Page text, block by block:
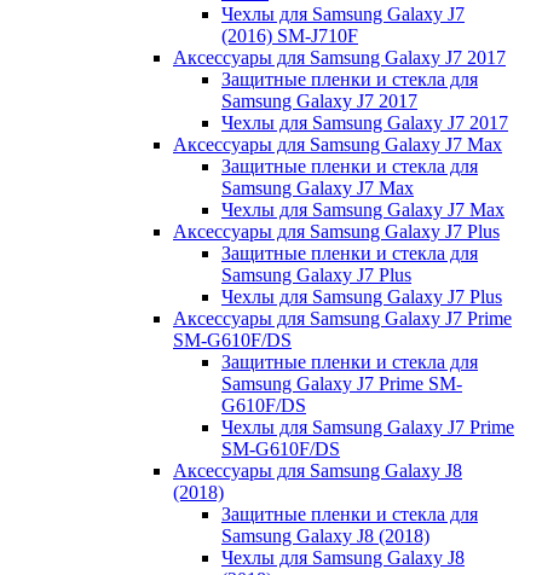
Чехлы для Samsung Galaxy J7
(2016) SM-J710F
Аксессуары для Samsung Galaxy J7 2017
Защитные пленки и стекла для
Samsung Galaxy J7 2017
Чехлы для Samsung Galaxy J7 2017
Аксессуары для Samsung Galaxy J7 Max
Защитные пленки и стекла для
Samsung Galaxy J7 Max
Чехлы для Samsung Galaxy J7 Max
Аксессуары для Samsung Galaxy J7 Plus
Защитные пленки и стекла для
Samsung Galaxy J7 Plus
Чехлы для Samsung Galaxy J7 Plus
Аксессуары для Samsung Galaxy J7 Prime
SM-G610F/DS
Защитные пленки и стекла для
Samsung Galaxy J7 Prime SM-
G610F/DS
Чехлы для Samsung Galaxy J7 Prime
SM-G610F/DS
Аксессуары для Samsung Galaxy J8
(2018)
Защитные пленки и стекла для
Samsung Galaxy J8 (2018)
Чехлы для Samsung Galaxy J8